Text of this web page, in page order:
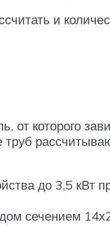
и
которого
труб
до 3,5 кВт
сечением